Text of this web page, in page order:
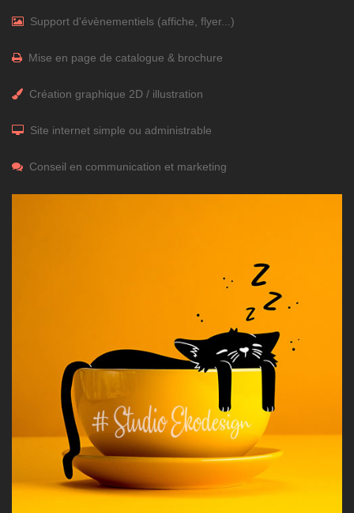
Support d'évènementiels (affiche, flyer...)
Mise en page de catalogue & brochure
Création graphique 2D / illustration
Site internet simple ou administrable
Conseil en communication et marketing